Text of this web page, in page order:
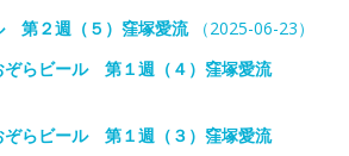
第２週（５）窪塚愛流（2025-06-23）
ぞらビール 第１週（４）窪塚愛流
ぞらビール 第１週（３）窪塚愛流